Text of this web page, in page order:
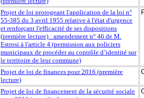
Projet de loi prorogeant l'application de la loi n°
55-385 du 3 avril 1955 relative à l'état d'urgence
et renforçant l'efficacité de ses dispositions
(première lecture) : amendement n° 46 de M.
Estrosi à l'article 4 (permission aux policiers
municipaux de procéder au contrôle d’identité sur
le territoire de leur commune)
Projet de loi de finances pour 2016 (première
lecture)
Projet de loi de financement de la sécurité sociale